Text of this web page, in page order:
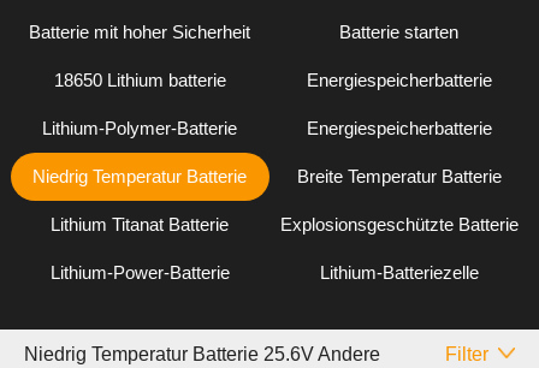
Batterie mit hoher Sicherheit Batterie starten
18650 Lithium batterie Energiespeicherbatterie
Lithium-Polymer-Batterie Energiespeicherbatterie
Niedrig Temperatur Batterie Breite Temperatur Batterie
Lithium Titanat Batterie Explosionsgeschützte Batterie
Lithium-Power-Batterie Lithium-Batteriezelle
Niedrig Temperatur Batterie 25.6V Andere Filter